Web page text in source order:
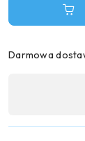
Darmowa
płatność